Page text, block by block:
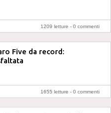
1209 letture - 0 commenti
Five da record:
1655 letture - 0 commenti